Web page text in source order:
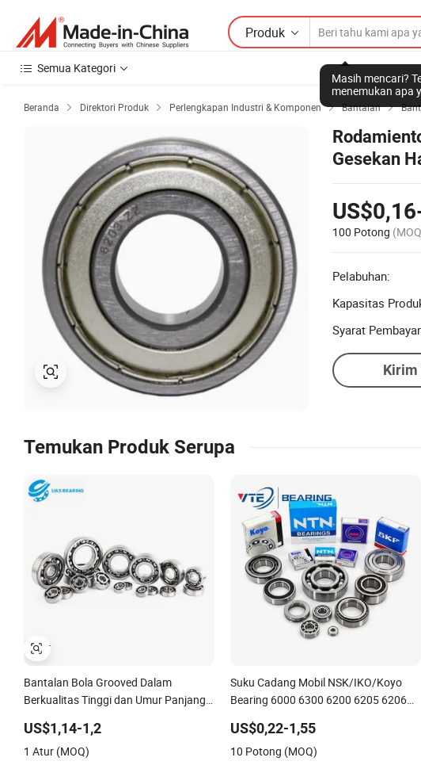
Produk
Masih mencari?
menemukan apa
Semua Kategori
Beranda  Direktori Produk  Perlengkapan Industri & Komponen  Bantalan 
Gesekan
6306
100 Potong
Pelabuhan:
Kapasitas
Syarat
Kirim
Temukan Produk Serupa
Bantalan Bola Grooved Dalam
Berkualitas Tinggi dan Umur Panjang
Bantalan Bola Grooved Dalam untuk
Suku Cadang Otomotif Mesin
US$1,14-1,2
1 Atur (MOQ)
Suku Cadang Mobil NSK/IKO/Koyo
Bearing 6000 6300 6200 6205 6206
6213 6214 Baja Bearing Bola Dalam
Groove Dalam untuk Mobil Sepeda
US$0,22-1,55
10 Potong (MOQ)